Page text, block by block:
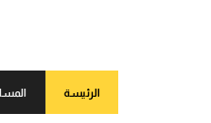
الرئيسة